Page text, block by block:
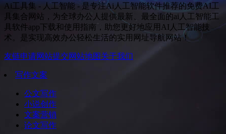
Ai工具集 - 人工智能 - 是专注Ai人工智能软件推荐的免费AI工
具集合网站，为全球办公人提供最新、最全面的ai人工智能工
具软件app下载和使用指南，助您更好地应用AI人工智能技
术。是实现高效办公轻松生活的实用网址导航网站！
友链申请网站提交网站地图 关于我们
写作文案
公文写作
小说创作
文案营销
论文写作